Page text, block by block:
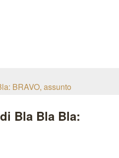
BRAVO, assunto
Bla Bla Bla: